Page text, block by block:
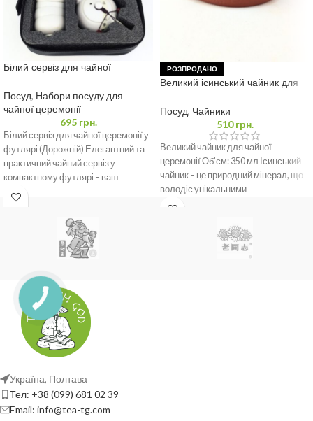
Білий сервіз для чайної
Посуд, Набори посуду для
чайної церемонії
695грн.
Білий сервіз для чайної церемонії у
футлярі (Дорожній) Елегантний та
практичний чайний сервіз у
компактному футлярі – ваш
ідеальний компаньйон
РОЗПРОДАНО
Великий ісинський чайник для
Посуд, Чайники
510грн.
Великий чайник для чайної
церемонії Об’єм: 350 мл Ісинський
чайник – це природний мінерал, що
володіє унікальними
властивостями та широким
Україна, Полтава
Тел: +38 (099) 681 02 39
Email: info@tea-tg.com